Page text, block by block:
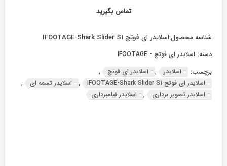
تماس بگیرید
شناسه محصول:اسلایدر ای فوتج IFOOTAGE-Shark Slider S1
دسته: اسلایدر ای فوتج - IFOOTAGE
برچسب:
اسلایدر , اسلایدر ای فوتج
,
اسلایدر ای فوتج IFOOTAGE-Shark Slider S1
, اسلایدر تسمه ای
,
اسلایدر تصویر برداری
, اسلایدر فیلمبرداری